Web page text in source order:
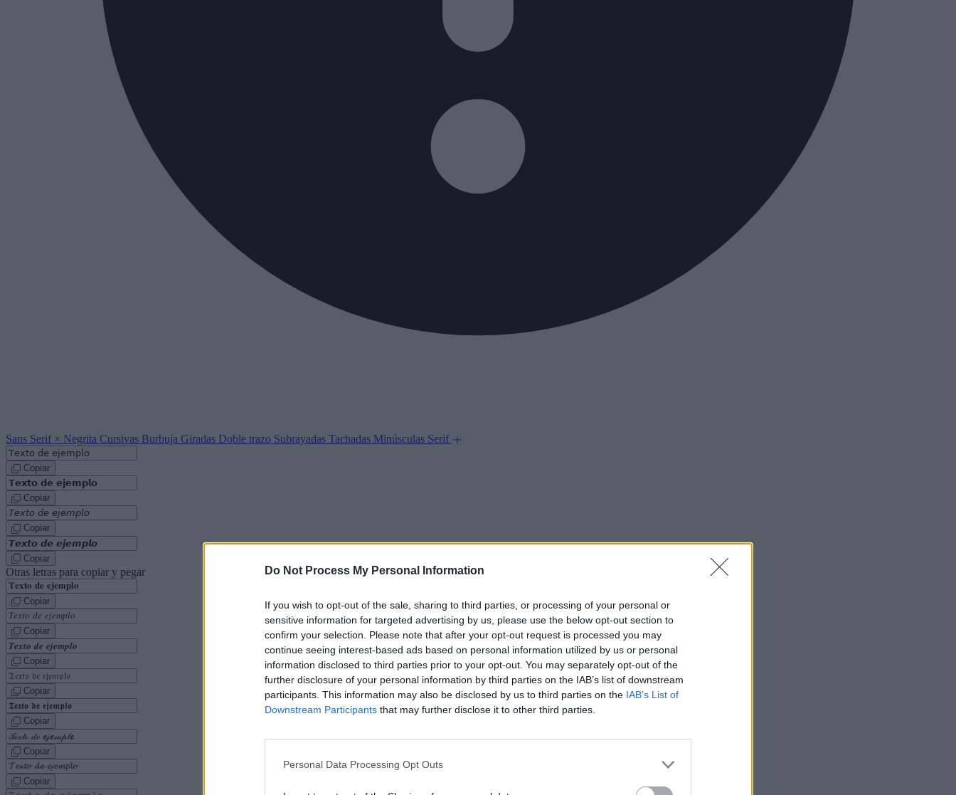
Do Not Process My Personal Information
If you wish to opt-out of the sale, sharing to third parties, or processing of your personal or
sensitive information for targeted advertising by us, please use the below opt-out section to
confirm your selection. Please note that after your opt-out request is processed you may
continue seeing interest-based ads based on personal information utilized by us or personal
information disclosed to third parties prior to your opt-out. You may separately opt-out of the
further disclosure of your personal information by third parties on the IAB’s list of downstream
participants. This information may also be disclosed by us to third parties on the IAB’s List of
Downstream Participants that may further disclose it to other third parties.
Personal Data Processing Opt Outs
Sans Serif × Negrita Cursivas Burbuja Giradas Doble trazo Subrayadas Tachadas Minúsculas Serif
Copiar
Copiar
Copiar
Copiar
Otras letras para copiar y pegar
Copiar
Copiar
Copiar
Copiar
Copiar
Copiar
Copiar